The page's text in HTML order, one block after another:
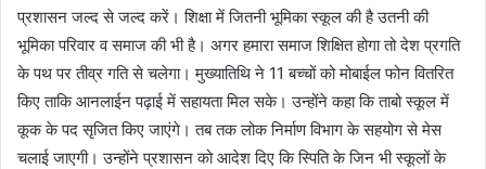
प्रशासन जल्द से जल्द करें। शिक्षा में जितनी भूमिका स्कूल की है उतनी की
भूमिका परिवार व समाज की भी है। अगर हमारा समाज शिक्षित होगा तो देश प्रगति
के पथ पर तीव्र गति से चलेगा। मुख्यातिथि ने 11 बच्चों को मोबाईल फोन वितरित
किए ताकि आनलाईन पढ़ाई में सहायता मिल सके। उन्होंने कहा कि ताबो स्कूल में
कूक के पद सृजित किए जाएंगे। तब तक लोक निर्माण विभाग के सहयोग से मेस
चलाई जाएगी। उन्होंने प्रशासन को आदेश दिए कि स्पिति के जिन भी स्कूलों के